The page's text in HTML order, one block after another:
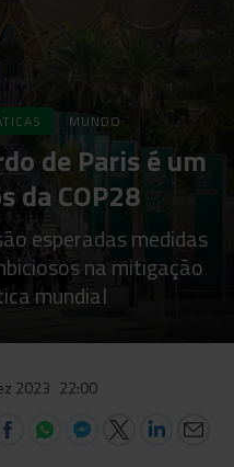
MUNDO
de Paris é um
da COP28
esperadas medidas
na mitigação
mundial
2023 22:00